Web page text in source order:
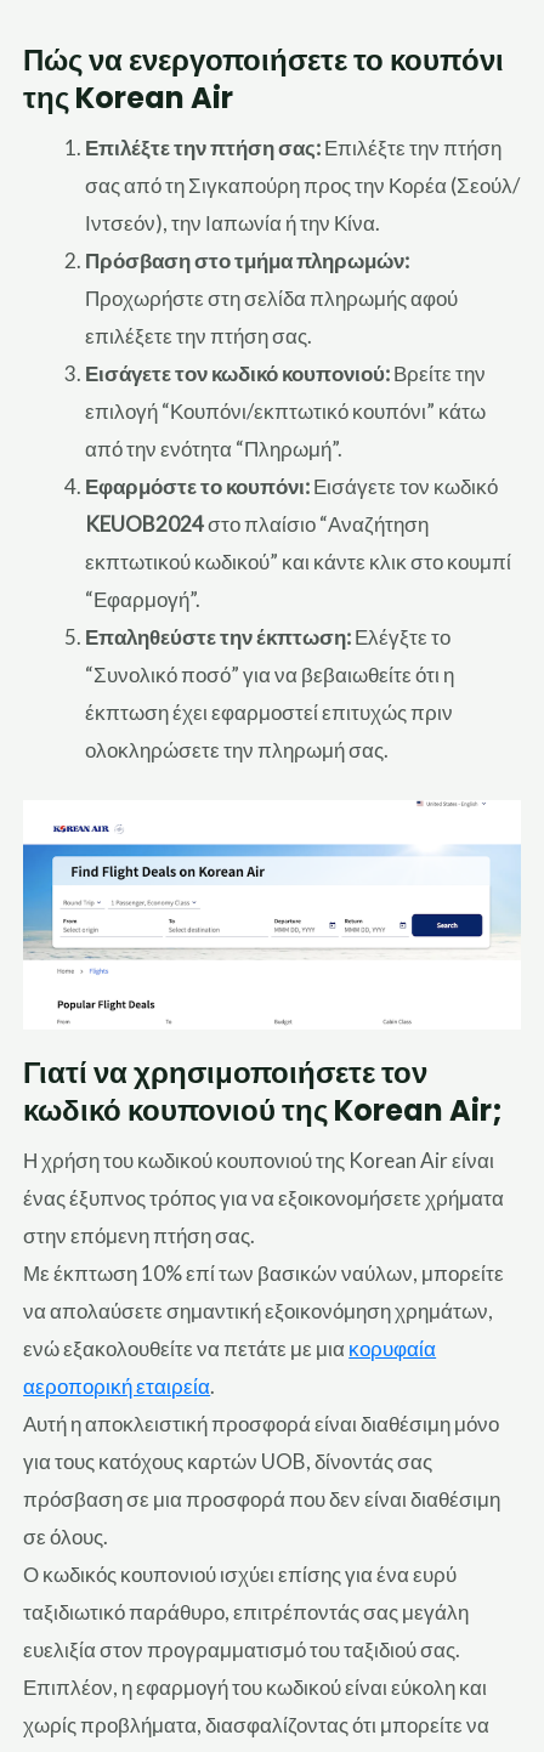
Πώς να ενεργοποιήσετε το κουπόνι
της Korean Air
Επιλέξτε την πτήση σας:Επιλέξτε την πτήση
σας από τη Σιγκαπούρη προς την Κορέα (Σεούλ/
Ιντσεόν), την Ιαπωνία ή την Κίνα.
Πρόσβαση στο τμήμα πληρωμών:
Προχωρήστε στη σελίδα πληρωμής αφού
επιλέξετε την πτήση σας.
Εισάγετε τον κωδικό κουπονιού:Βρείτε την
επιλογή “Κουπόνι/εκπτωτικό κουπόνι” κάτω
από την ενότητα “Πληρωμή”.
Εφαρμόστε το κουπόνι:Εισάγετε τον κωδικό
KEUOB2024στο πλαίσιο “Αναζήτηση
εκπτωτικού κωδικού” και κάντε κλικ στο κουμπί
“Εφαρμογή”.
Επαληθεύστε την έκπτωση:Ελέγξτε το
“Συνολικό ποσό” για να βεβαιωθείτε ότι η
έκπτωση έχει εφαρμοστεί επιτυχώς πριν
ολοκληρώσετε την πληρωμή σας.
Γιατί να χρησιμοποιήσετε τον
κωδικό κουπονιού της Korean Air;
Η χρήση του κωδικού κουπονιού της Korean Air είναι
ένας έξυπνος τρόπος για να εξοικονομήσετε χρήματα
στην επόμενη πτήση σας.
Με έκπτωση 10% επί των βασικών ναύλων, μπορείτε
να απολαύσετε σημαντική εξοικονόμηση χρημάτων,
ενώ εξακολουθείτε να πετάτε με μιακορυφαία
αεροπορική εταιρεία.
Αυτή η αποκλειστική προσφορά είναι διαθέσιμη μόνο
για τους κατόχους καρτών UOB, δίνοντάς σας
πρόσβαση σε μια προσφορά που δεν είναι διαθέσιμη
σε όλους.
Ο κωδικός κουπονιού ισχύει επίσης για ένα ευρύ
ταξιδιωτικό παράθυρο, επιτρέποντάς σας μεγάλη
ευελιξία στον προγραμματισμό του ταξιδιού σας.
Επιπλέον, η εφαρμογή του κωδικού είναι εύκολη και
χωρίς προβλήματα, διασφαλίζοντας ότι μπορείτε να